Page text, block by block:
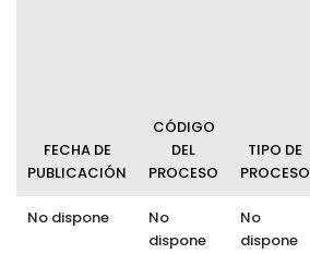
FECHA DE
PUBLICACIÓN
CÓDIGO
DEL
PROCESO
TIPO DE
PROCESO
No dispone
No
dispone
No
dispone